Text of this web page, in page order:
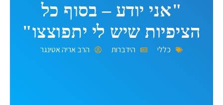
"אני יודע – בסוף כל
הציפיות שיש לי יתפוצצו"
כללי הידברות הרב אריה אטינגר